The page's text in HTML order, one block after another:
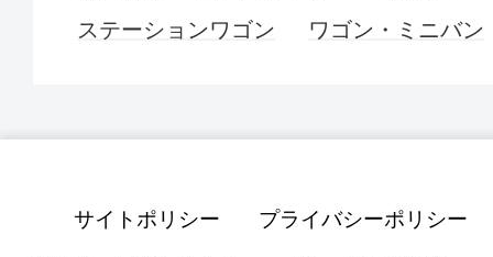
ステーションワゴン
ワゴン・ミニバン
サイトポリシー プライバシーポリシー